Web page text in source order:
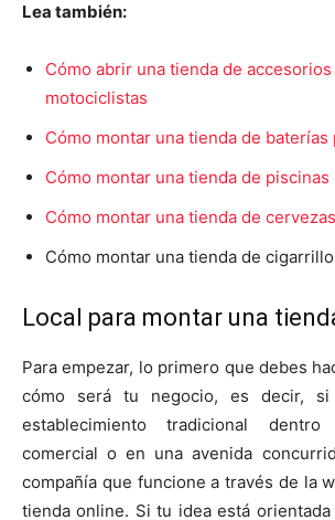
Lea también:
Cómo abrir una tienda de accesorios
motociclistas
Cómo montar una tienda de baterías
Cómo montar una tienda de piscinas
Cómo montar una tienda de
Cómo montar una tienda de
Local para montar una
Para empezar, lo primero que debes
cómo será tu negocio, es decir,
establecimiento tradicional
comercial o en una avenida
compañía que funcione a través de la
tienda online. Si tu idea está